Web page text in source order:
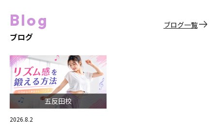
Blog
ブログ
ブログ一覧
五反田校
2026.8.2